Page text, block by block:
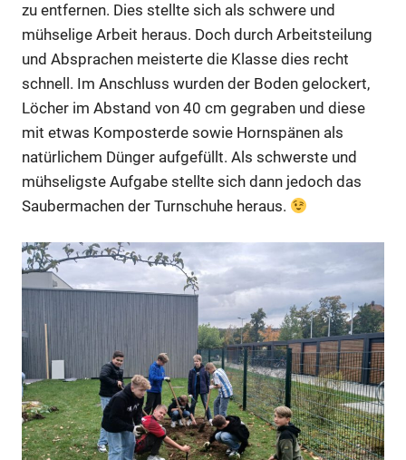
zu entfernen. Dies stellte sich als schwere und
mühselige Arbeit heraus. Doch durch Arbeitsteilung
und Absprachen meisterte die Klasse dies recht
schnell. Im Anschluss wurden der Boden gelockert,
Löcher im Abstand von 40 cm gegraben und diese
mit etwas Komposterde sowie Hornspänen als
natürlichem Dünger aufgefüllt. Als schwerste und
mühseligste Aufgabe stellte sich dann jedoch das
Saubermachen der Turnschuhe heraus.